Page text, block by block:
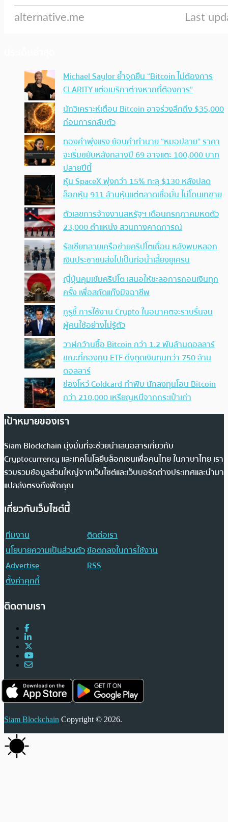
Michael Saylor ย้ำจุดยืน “Bitcoin ไม่ต้องการ
CLARITY แต่อเมริกาต่างหากที่ต้องการ”
นักวิเคราะห์เตือน Bitcoin อาจร่วงลึกถึง $35,000
ก่อนการกลับตัว
ทองคำพุ่งแรง ย้อนคำทำนาย “หมอปลาย” ราคา
จะเริ่มขยับหลังกลางปี 69 อาจแตะ 100,000 บาท
ปลายปีนี้
หุ้น SpaceX พุ่งกว่า 15% ทะลุ $130 หลังปลด
ล็อกหุ้น 911 ล้านหุ้นแต่ตลาดเชื่อมั่น ไม่โดนเทขาย
ตัวเลขการจ้างงานสหรัฐฯ เดือนกรกฎาคมหดตัว
23,000 ตำแหน่ง สวนทางคาดการณ์
รัสเซียทลายเครือข่ายคริปโตเถื่อน หลังพบหลอก
เงินประชาชนส่งไปเป็นท่อน้ำเลี้ยงยูเครน
ญี่ปุ่นคุมเข้มคริปโต เสนอให้ชะลอการถอนเงินทุก
ครั้ง เพื่อสกัดแก๊งมิจฉาชีพ
กูรูชี้ การใช้งาน Crypto ในอนาคตจะราบรื่นจน
ผู้คนใช้อย่างไม่รู้ตัว
วาฬกว้านซื้อ Bitcoin กว่า 1.2 พันล้านดอลลาร์
ขณะที่กองทุน ETF ดึงดูดเงินทุนกว่า 750 ล้าน
ดอลลาร์
ช่องโหว่ Coldcard ทำพิษ นักลงทุนโอน Bitcoin
กว่า 210,000 เหรียญหนีจากกระเป๋าเก่า
เป้าหมายของเรา
Siam Blockchain มุ่งมั่นที่จะช่วยนำเสนอสารเกี่ยวกับ
Cryptocurrency และเทคโนโลยีบล็อกเชนเพื่อคนไทย ในภาษาไทย เรา
รวบรวมข้อมูลส่วนใหญ่จากเว็บไซต์และเว็บบอร์ดต่างประเทศและนำมา
แปลส่งตรงถึงฟีดคุณ
เกี่ยวกับเว็บไซต์นี้
ทีมงาน
ติดต่อเรา
นโยบายความเป็นส่วนตัวข้อตกลงในการใช้งาน
Advertise
RSS
ตั้งค่าคุกกี้
ติดตามเรา
Siam Blockchain Copyright © 2026.